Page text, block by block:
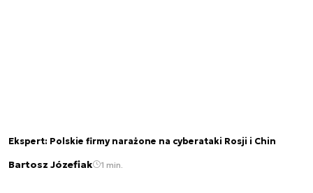
Ekspert: Polskie firmy narażone na cyberataki Rosji i Chin
Bartosz Józefiak 1 min.